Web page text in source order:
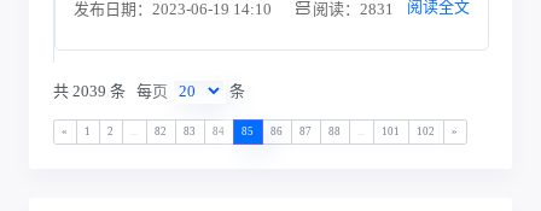
发布日期：2023-06-19 14:10
阅读：2831 阅读全文
共 2039 条 每页 条
« 1 2 82 83 84 85 86 87 88 101 102 »